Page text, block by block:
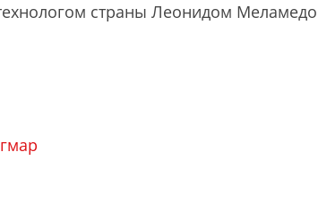
страны Леонидом